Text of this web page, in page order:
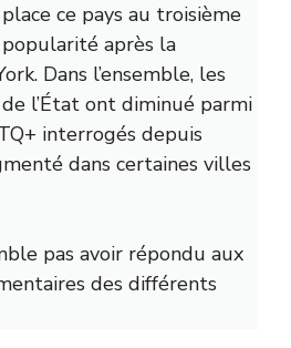
ce pays au troisième
après la
Dans l’ensemble, les
de l’État ont diminué parmi
interrogés depuis
dans certaines villes
pas avoir répondu aux
des différents